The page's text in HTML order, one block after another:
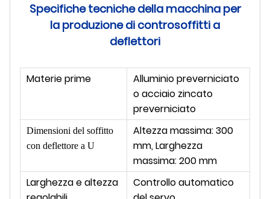
Specifiche tecniche della macchina per
la produzione di controsoffitti a
deflettori
Materie prime
Alluminio preverniciato
o acciaio zincato
preverniciato
Dimensioni del soffitto
con deflettore a U
Altezza massima: 300
mm, Larghezza
massima: 200 mm
Larghezza e altezza
Controllo automatico